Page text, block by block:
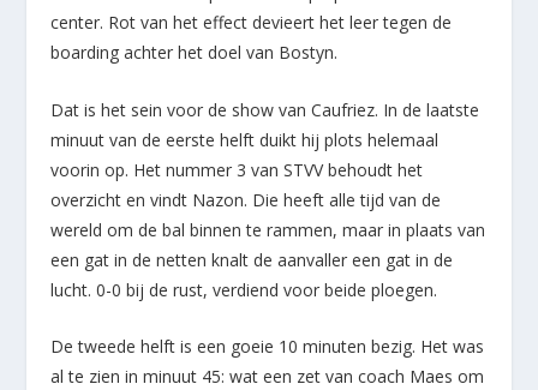
center. Rot van het effect devieert het leer tegen de
boarding achter het doel van Bostyn.
Dat is het sein voor de show van Caufriez. In de laatste
minuut van de eerste helft duikt hij plots helemaal
voorin op. Het nummer 3 van STVV behoudt het
overzicht en vindt Nazon. Die heeft alle tijd van de
wereld om de bal binnen te rammen, maar in plaats van
een gat in de netten knalt de aanvaller een gat in de
lucht. 0-0 bij de rust, verdiend voor beide ploegen.
De tweede helft is een goeie 10 minuten bezig. Het was
al te zien in minuut 45: wat een zet van coach Maes om